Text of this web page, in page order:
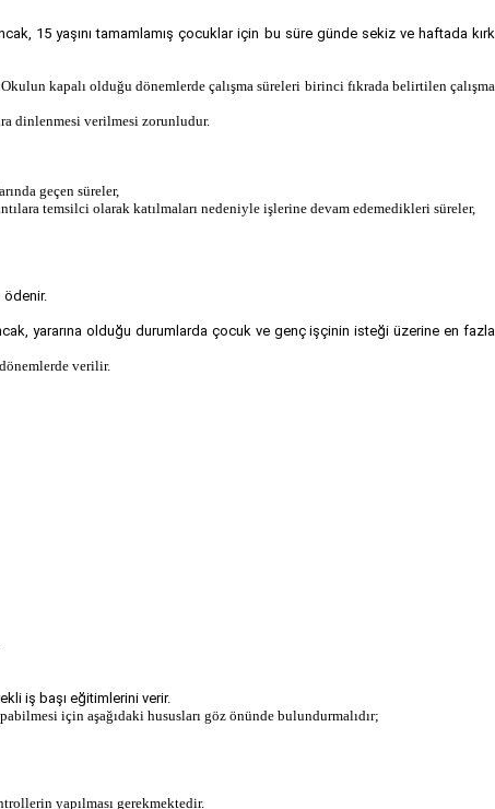
15 yaşını tamamlamış çocuklar için bu süre günde sekiz ve haftada kırk
kapalı olduğu dönemlerde çalışma süreleri birinci fıkrada belirtilen çalışma
dinlenmesi verilmesi zorunludur.
geçen süreler,
temsilci olarak katılmaları nedeniyle işlerine devam edemedikleri süreler,
ödenir.
yararına olduğu durumlarda çocuk ve genç işçinin isteği üzerine en fazla
verilir.
iş başı eğitimlerini verir.
için aşağıdaki hususları göz önünde bulundurmalıdır;
yapılması gerekmektedir.